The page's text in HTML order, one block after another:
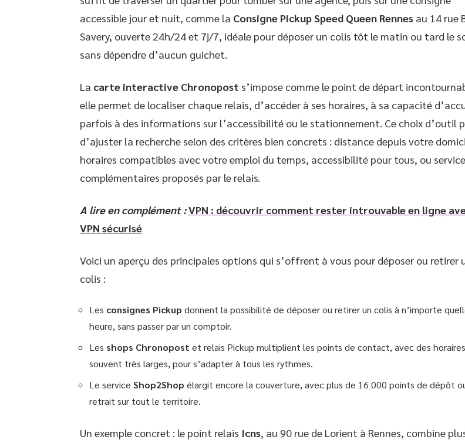
accessible jour et nuit, comme la Consigne Pickup Speed Queen Rennes au 14 rue
Savery, ouverte 24h/24 et 7j/7, idéale pour déposer un colis tôt le matin ou tard le
sans dépendre d’aucun guichet.
La carte interactive Chronopost s’impose comme le point de départ
elle permet de localiser chaque relais, d’accéder à ses horaires, à sa capacité
parfois à des informations sur l’accessibilité ou le stationnement. Ce choix d’outil
d’ajuster la recherche selon des critères bien concrets : distance depuis votre
horaires compatibles avec votre emploi du temps, accessibilité pour tous, ou
complémentaires proposés par le relais.
A lire en complément :VPN : découvrir comment rester introuvable en ligne
VPN sécurisé
Voici un aperçu des principales options qui s’offrent à vous pour déposer ou retirer
colis :
Les consignes Pickup donnent la possibilité de déposer ou retirer un colis à n’importe
heure, sans passer par un comptoir.
Les shops Chronopost et relais Pickup multiplient les points de contact, avec des horaires
souvent très larges, pour s’adapter à tous les rythmes.
Le service Shop2Shop élargit encore la couverture, avec plus de 16 000 points de dépôt
retrait sur tout le territoire.
Un exemple concret : le point relais Icns, au 90 rue de Lorient à Rennes, combine